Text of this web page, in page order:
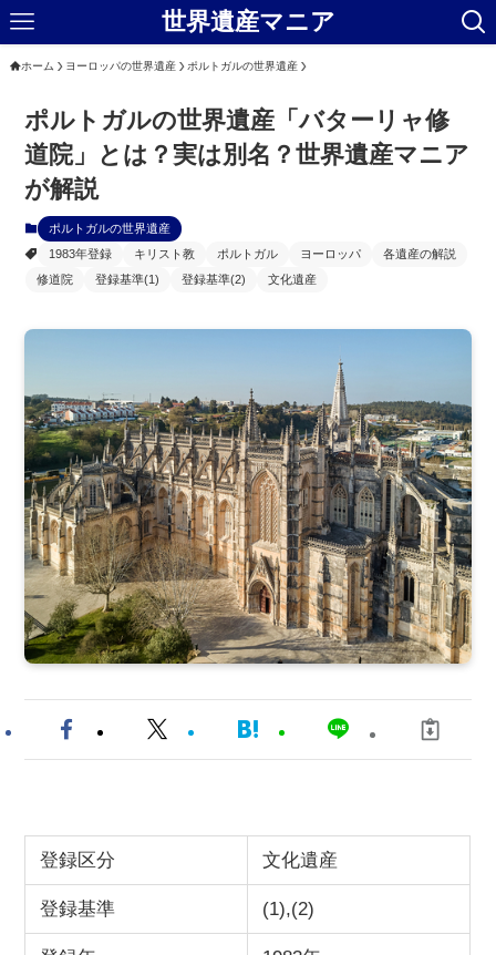
世界遺産マニア
ホーム ヨーロッパの世界遺産 ポルトガルの世界遺産
ポルトガルの世界遺産「バターリャ修
道院」とは？実は別名？世界遺産マニア
が解説
ポルトガルの世界遺産
1983年登録
キリスト教 ポルトガル ヨーロッパ
各遺産の解説
修道院
登録基準(1) 登録基準(2) 文化遺産
登録区分 文化遺産
登録基準 (1),(2)